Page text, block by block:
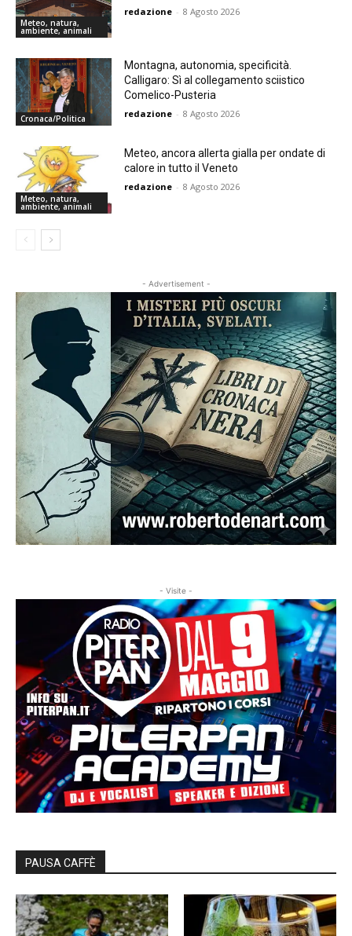
Meteo, natura,
ambiente, animali
redazione - 8 Agosto 2026
Cronaca/Politica
Montagna, autonomia, specificità.
Calligaro: Sì al collegamento sciistico
Comelico-Pusteria
redazione - 8 Agosto 2026
Meteo, natura,
ambiente, animali
Meteo, ancora allerta gialla per ondate di
calore in tutto il Veneto
redazione - 8 Agosto 2026
- Advertisement -
- Visite -
PAUSA CAFFÈ